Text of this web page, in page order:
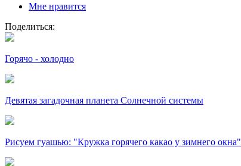
Мне нравится
Поделиться:
Горячо - холодно
Девятая загадочная планета Солнечной системы
Рисуем гуашью: "Кружка горячего какао у зимнего окна"